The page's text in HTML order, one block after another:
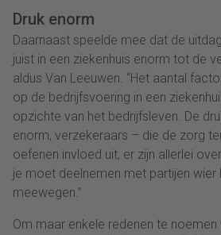
Druk enorm
Daarnaast speelde mee dat de
juist in een ziekenhuis enorm tot de
aldus Van Leeuwen. “Het aantal
op de bedrijfsvoering in een
opzichte van het bedrijfsleven. De
enorm, verzekeraars – die de zorg
oefenen invloed uit, er zijn allerlei
je moet deelnemen met partijen
meewegen.”
Om maar enkele redenen te